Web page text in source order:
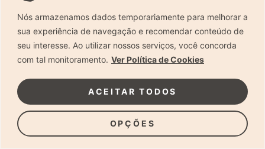
Nós armazenamos dados temporariamente para melhorar a
sua experiência de navegação e recomendar conteúdo de
seu interesse. Ao utilizar nossos serviços, você concorda
com tal monitoramento. Ver Política de Cookies
OPÇÕES
ACEITAR TODOS
Diário de uma grávida e sua pequena
Dica de especialista: como otimizar o fluxo de trabalho
no ensaio newborn?
Dica de especialista: qual o melhor guia de poses para
fotografia newborn?